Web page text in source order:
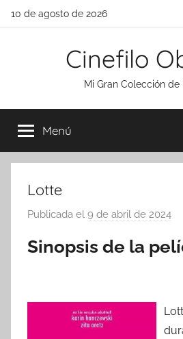
Saltar
10 de agosto de 2026
Cinefilo
Mi Gran Colección de
Menú
Lotte
Publicada el 9 de abril de 2024
r
Sinopsis de la